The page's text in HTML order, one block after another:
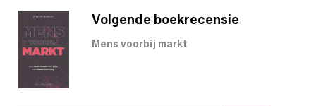
Volgende boekrecensie
Mens voorbij markt